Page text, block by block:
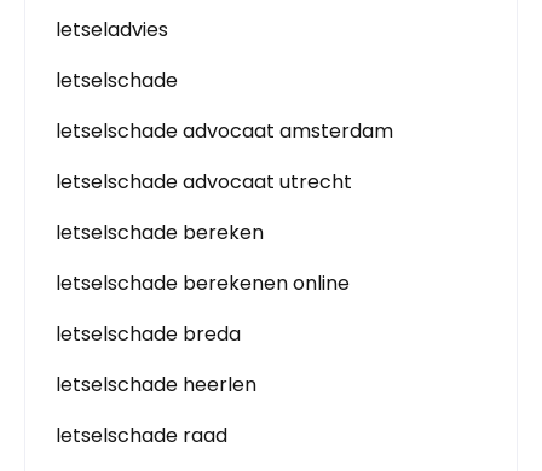
letseladvies
letselschade
letselschade advocaat amsterdam
letselschade advocaat utrecht
letselschade bereken
letselschade berekenen online
letselschade breda
letselschade heerlen
letselschade raad